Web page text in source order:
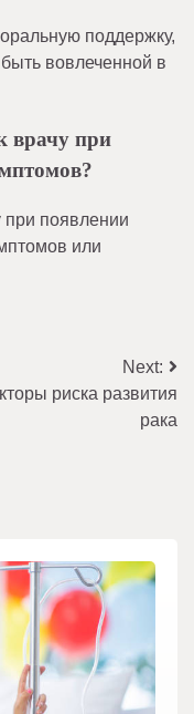
поддержку,
вовлеченной в
врачу при
при появлении
или
Next:
риска развития
рака